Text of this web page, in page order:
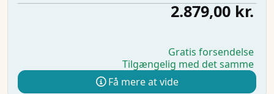
2.879,00 kr.
Gratis forsendelse
Tilgængelig med det samme
Få mere at vide